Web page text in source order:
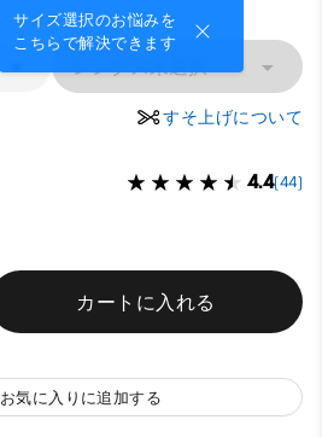
サイズ選択のお悩みを
こちらで解決できます
レングス未選択
すそ上げについて
4.4(44)
カートに入れる
お気に入りに追加する